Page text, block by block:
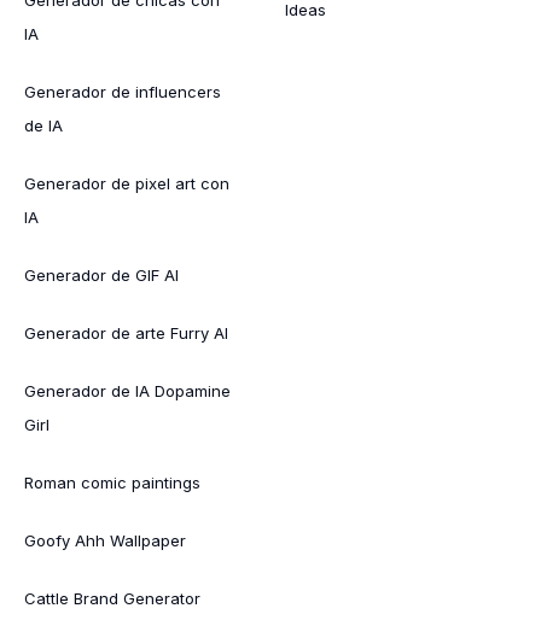
IA
Generador de influencers
de IA
Generador de pixel art con
IA
Generador de GIF AI
Generador de arte Furry AI
Generador de IA Dopamine
Girl
Roman comic paintings
Goofy Ahh Wallpaper
Cattle Brand Generator
Ideas